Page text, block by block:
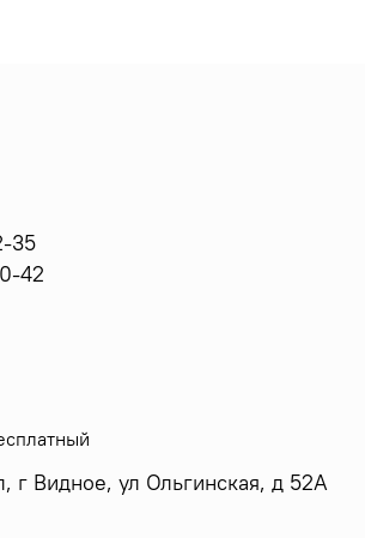
35
42
г Видное, ул Ольгинская, д 52А